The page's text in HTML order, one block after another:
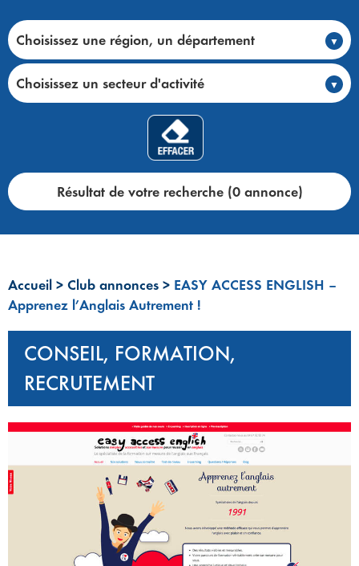
Choisissez une région, un département
Choisissez un secteur d'activité
Résultat de votre recherche (0 annonce)
Accueil > Club annonces > EASY ACCESS ENGLISH –
Apprenez l’Anglais Autrement !
CONSEIL, FORMATION,
RECRUTEMENT